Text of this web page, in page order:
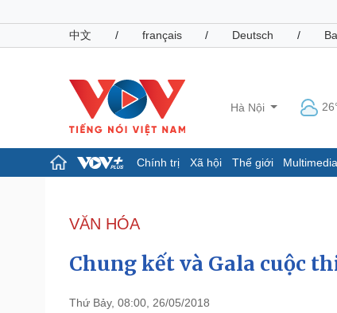
中文
/ français / Deutsch /
Hà Nội
Chính trị Xã hội Thế giới Multimedia
Đảng
Tổ chức nhân sự
Nhận diện sự thật
Dấu ấn VOV
VĂN HÓA
Chung kết và Gala cuộc
Thứ Bảy, 08:00, 26/05/2018